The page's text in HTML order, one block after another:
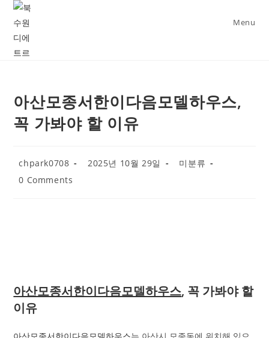
Skip
content
Menu
아산모종서한이다음모델하우스,
꼭 가봐야 할 이유
Post
author:
chpark0708
Post
2025년 10월 29일
Post
미분류
Post
0 Comments
아산모종서한이다음모델하우스, 꼭 가봐야 할
이유